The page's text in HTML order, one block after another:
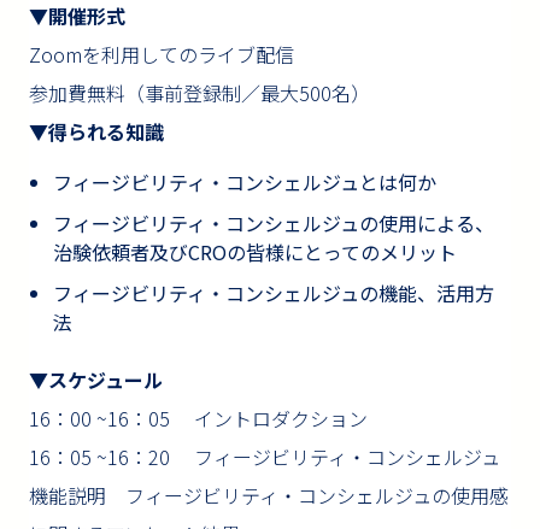
▼開催形式
Zoomを利用してのライブ配信
参加費無料（事前登録制／最大500名）
▼得られる知識
フィージビリティ・コンシェルジュとは何か
フィージビリティ・コンシェルジュの使用による、
治験依頼者及びCROの皆様にとってのメリット
フィージビリティ・コンシェルジュの機能、活用方
法
▼スケジュール
16：00 ~16：05 イントロダクション
16：05 ~16：20 フィージビリティ・コンシェルジュ
機能説明 フィージビリティ・コンシェルジュの使用感